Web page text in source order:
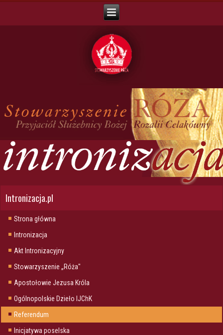
Intronizacja.pl
Strona główna
Intronizacja
Akt Intronizacyjny
Stowarzyszenie „Róża"
Apostołowie Jezusa Króla
Ogólnopolskie Dzieło IJChK
Referendum
Inicjatywa poselska